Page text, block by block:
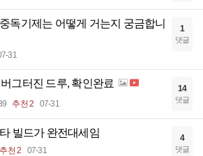
독기제는 어떻게 거는지 궁금합니
31
1
댓글
그터진 드루, 확인완료
추천 2 07-31
14
댓글
빌드가 완전대세임
추천 2 07-31
4
댓글